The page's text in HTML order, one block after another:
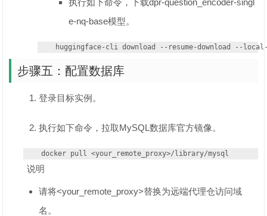
e-nq-base模型。
huggingface-cli download --resume-download --
步骤五：配置数据库
登录目标实例。
执行如下命令，拉取MySQL数据库官方镜像。
docker pull <your_remote_proxy>/library/mysql
说明
请将<your_remote_proxy>替换为远端代理仓访问域
名。